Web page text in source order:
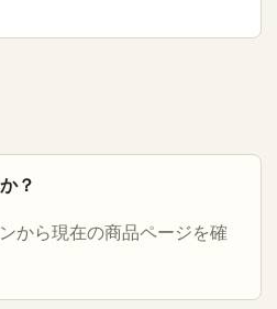
？
から現在の商品ページを確